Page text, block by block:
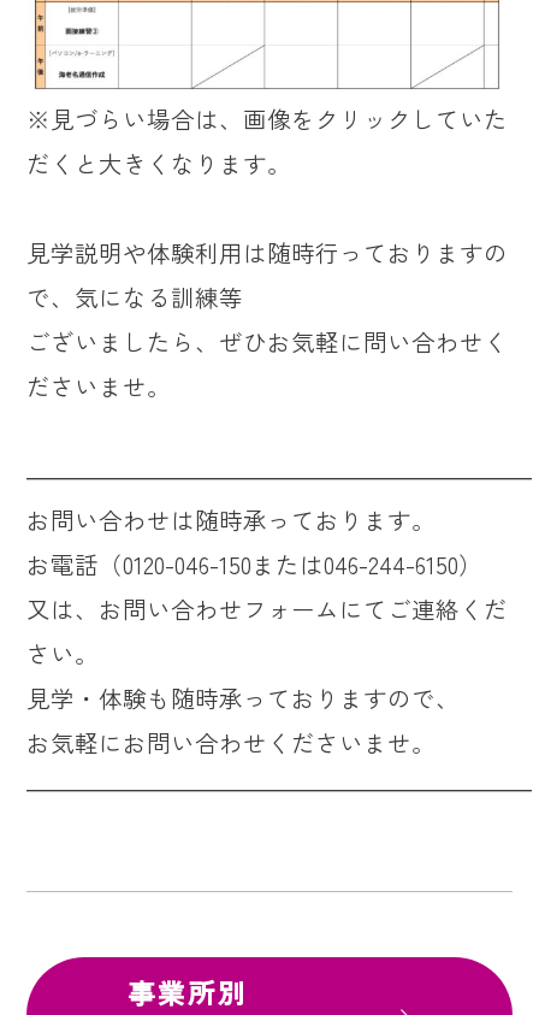
※見づらい場合は、画像をクリックしていた
だくと大きくなります。
見学説明や体験利用は随時行っておりますの
で、気になる訓練等
ございましたら、ぜひお気軽に問い合わせく
ださいませ。
―――――――――――――――――――――
お問い合わせは随時承っております。
お電話（0120-046-150または046-244-6150）
又は、お問い合わせフォームにてご連絡くだ
さい。
見学・体験も随時承っておりますので、
お気軽にお問い合わせくださいませ。
―――――――――――――――――――――
事業所別